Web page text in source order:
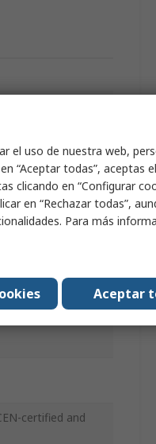
certified and
el uso de nuestra web,
“Aceptar todas”, aceptas
clicando en “Configurar
en “Rechazar todas”,
Para más
Aceptar